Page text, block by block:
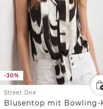
-30%
Street One